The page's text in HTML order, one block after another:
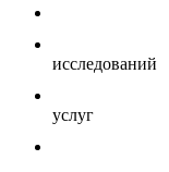
исследований
услуг